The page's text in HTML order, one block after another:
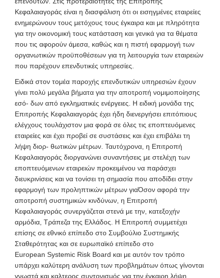
Κεφαλαιαγοράς είναι η διασφάλιση ότι οι εισηγμένες εταιρείες
ενημερώνουν τους μετόχους τους έγκαιρα και με πληρότητα
για την οικονομική τους κατάσταση και γενικά για τα θέματα
που τις αφορούν άμεσα, καθώς και η πιστή εφαρμογή των
οργανωτικών προϋποθέσεων για τη λειτουργία των εταιρειών
που παρέχουν επενδυτικές υπηρεσίες.
Ειδικά στον τομέα παροχής επενδυτικών υπηρεσιών έχουν
γίνει πολύ μεγάλα βήματα για την αποτροπή νομιμοποίησης
εσό- δων από εγκληματικές ενέργειες. Η ειδική μονάδα της
Επιτροπής Κεφαλαιαγοράς έχει ήδη διενεργήσει επιτόπιους
ελέγχους τουλάχιστον μια φορά σε όλες τις εποπτευόμενες
εταιρείες και έχει προβεί σε συστάσεις και έχει επιβάλει τη
λήψη διορ- θωτικών μέτρων. Ταυτόχρονα, η Επιτροπή
Κεφαλαιαγοράς διοργανώνει συναντήσεις με στελέχη των
εποπτευόμενων εταιρειών προκειμένου να παράσχει
διευκρινίσεις και να τονίσει τη σημασία που αποδίδει στην
εφαρμογή των προληπτικών μέτρων γιαΌσον αφορά την
αποτροπή συστημικών κινδύνων, η Επιτροπή
Κεφαλαιαγοράς συνεργάζεται στενά με την, κατεξοχήν
αρμόδια, Τράπεζα της Ελλάδος. Η Επιτροπή συμμετέχει
επίσης σε εθνικό επίπεδο στο Συμβούλιο Συστημικής
Σταθερότητας και σε ευρωπαϊκό επίπεδο στο
European Systemic Risk Board και με αυτόν τον τρόπο
υπάρχει καλύτερη ανάλυση των προβλημάτων όπως γίνονται
γνωστά και καλτερος συντονισμός για την έγκαιρη λήψη